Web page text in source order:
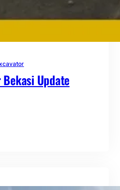
Bekasi Update